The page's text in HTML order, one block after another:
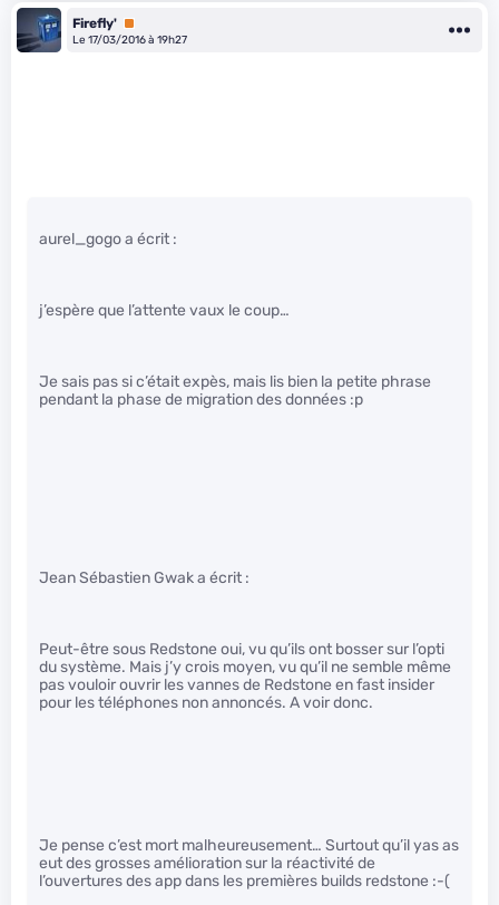
Firefly' Premium
Le 17/03/2016 à 19h27
aurel_gogo a écrit :
j’espère que l’attente vaux le coup…
Je sais pas si c’était expès, mais lis bien la petite phrase
pendant la phase de migration des données :p
Jean Sébastien Gwak a écrit :
Peut-être sous Redstone oui, vu qu’ils ont bosser sur l’opti
du système. Mais j’y crois moyen, vu qu’il ne semble même
pas vouloir ouvrir les vannes de Redstone en fast insider
pour les téléphones non annoncés. A voir donc.
Je pense c’est mort malheureusement… Surtout qu’il yas as
eut des grosses amélioration sur la réactivité de
l’ouvertures des app dans les premières builds redstone :-(